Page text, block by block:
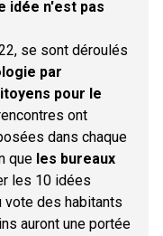
idée n'est pas
se sont déroulés
par
pour le
ont
dans chaque
que les bureaux
les 10 idées
des habitants
auront une portée